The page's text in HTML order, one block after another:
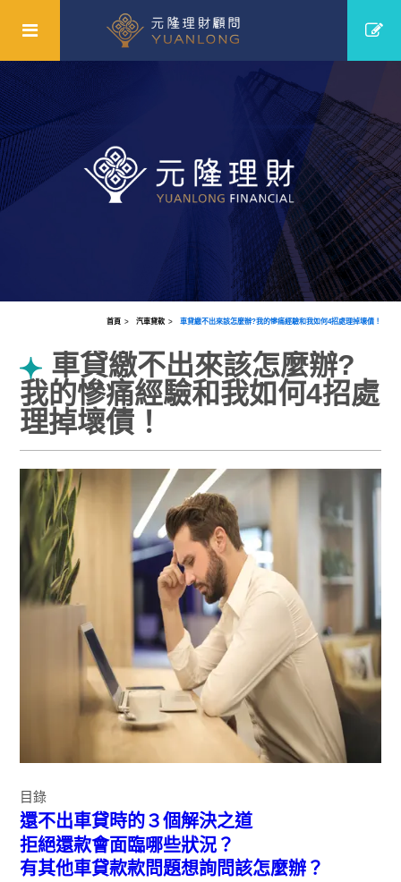
首頁 汽車貸款 車貸繳不出來該怎麼辦?我的慘痛經驗和我如何4招處理掉壞債！
車貸繳不出來該怎麼辦?
我的慘痛經驗和我如何4招處
理掉壞債！
目錄
還不出車貸時的３個解決之道
拒絕還款會面臨哪些狀況？
有其他車貸款款問題想詢問該怎麼辦？